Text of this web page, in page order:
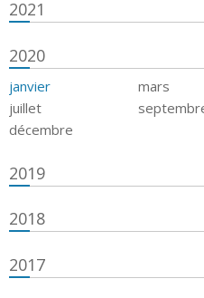
2021
2020
janvier mars
juillet
décembre
2019
2018
2017